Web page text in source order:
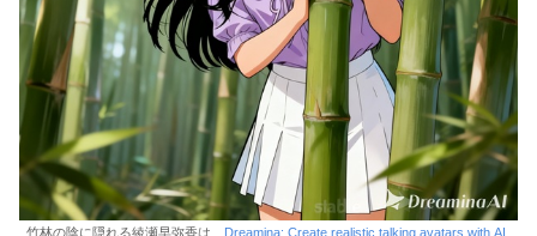
竹林の陰に隠れる綾瀬早弥香は、 Dreamina: Create realistic talking avatars with AI